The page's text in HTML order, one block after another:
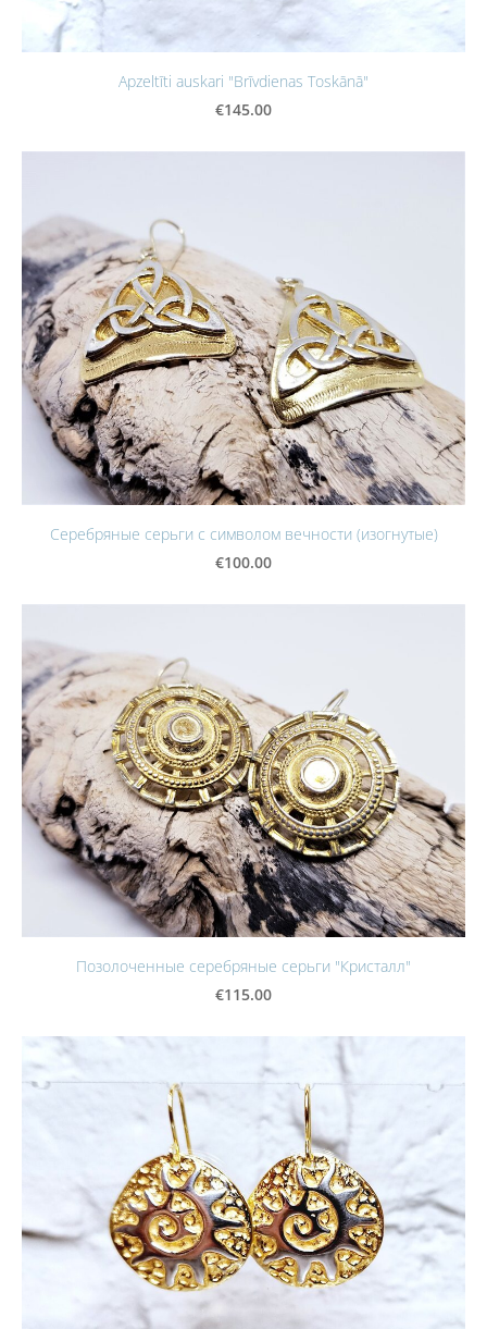
Apzeltīti auskari "Brīvdienas Toskānā"
€145.00
Серебряные серьги с символом вечности (изогнутые)
€100.00
Позолоченные серебряные серьги "Кристалл"
€115.00